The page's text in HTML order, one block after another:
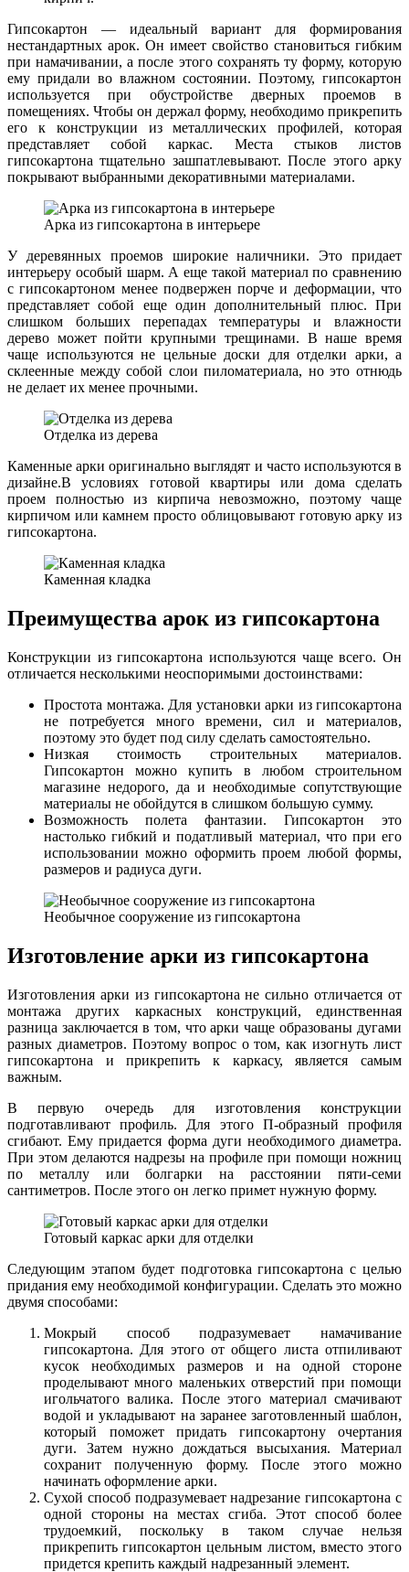
Гипсокартон — идеальный вариант для формирования
нестандартных арок. Он имеет свойство становиться гибким
при намачивании, а после этого сохранять ту форму, которую
ему придали во влажном состоянии. Поэтому, гипсокартон
используется при обустройстве дверных проемов в
помещениях. Чтобы он держал форму, необходимо прикрепить
его к конструкции из металлических профилей, которая
представляет собой каркас. Места стыков листов
гипсокартона тщательно зашпатлевывают. После этого арку
покрывают выбранными декоративными материалами.
Арка из гипсокартона в интерьере
У деревянных проемов широкие наличники. Это придает
интерьеру особый шарм. А еще такой материал по сравнению
с гипсокартоном менее подвержен порче и деформации, что
представляет собой еще один дополнительный плюс. При
слишком больших перепадах температуры и влажности
дерево может пойти крупными трещинами. В наше время
чаще используются не цельные доски для отделки арки, а
склеенные между собой слои пиломатериала, но это отнюдь
не делает их менее прочными.
Отделка из дерева
Каменные арки оригинально выглядят и часто используются в
дизайне.В условиях готовой квартиры или дома сделать
проем полностью из кирпича невозможно, поэтому чаще
кирпичом или камнем просто облицовывают готовую арку из
гипсокартона.
Каменная кладка
Преимущества арок из гипсокартона
Конструкции из гипсокартона используются чаще всего. Он
отличается несколькими неоспоримыми достоинствами:
Простота монтажа. Для установки арки из гипсокартона
не потребуется много времени, сил и материалов,
поэтому это будет под силу сделать самостоятельно.
Низкая стоимость строительных материалов.
Гипсокартон можно купить в любом строительном
магазине недорого, да и необходимые сопутствующие
материалы не обойдутся в слишком большую сумму.
Возможность полета фантазии. Гипсокартон это
настолько гибкий и податливый материал, что при его
использовании можно оформить проем любой формы,
размеров и радиуса дуги.
Необычное сооружение из гипсокартона
Изготовление арки из гипсокартона
Изготовления арки из гипсокартона не сильно отличается от
монтажа других каркасных конструкций, единственная
разница заключается в том, что арки чаще образованы дугами
разных диаметров. Поэтому вопрос о том, как изогнуть лист
гипсокартона и прикрепить к каркасу, является самым
важным.
В первую очередь для изготовления конструкции
подготавливают профиль. Для этого П-образный профиля
сгибают. Ему придается форма дуги необходимого диаметра.
При этом делаются надрезы на профиле при помощи ножниц
по металлу или болгарки на расстоянии пяти-семи
сантиметров. После этого он легко примет нужную форму.
Готовый каркас арки для отделки
Следующим этапом будет подготовка гипсокартона с целью
придания ему необходимой конфигурации. Сделать это можно
двумя способами:
Мокрый способ подразумевает намачивание
гипсокартона. Для этого от общего листа отпиливают
кусок необходимых размеров и на одной стороне
проделывают много маленьких отверстий при помощи
игольчатого валика. После этого материал смачивают
водой и укладывают на заранее заготовленный шаблон,
который поможет придать гипсокартону очертания
дуги. Затем нужно дождаться высыхания. Материал
сохранит полученную форму. После этого можно
начинать оформление арки.
Сухой способ подразумевает надрезание гипсокартона с
одной стороны на местах сгиба. Этот способ более
трудоемкий, поскольку в таком случае нельзя
прикрепить гипсокартон цельным листом, вместо этого
придется крепить каждый надрезанный элемент.